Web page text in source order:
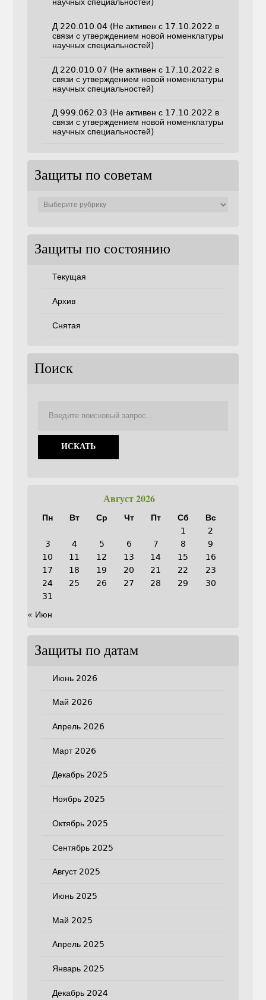
научных специальностей)
Д 220.010.04 (Не активен с 17.10.2022 в
связи с утверждением новой номенклатуры
научных специальностей)
Д 220.010.07 (Не активен с 17.10.2022 в
связи с утверждением новой номенклатуры
научных специальностей)
Д 999.062.03 (Не активен с 17.10.2022 в
связи с утверждением новой номенклатуры
научных специальностей)
Защиты по советам
Защиты по состоянию
Текущая
Архив
Снятая
Поиск
Август 2026
Пн Вт Ср Чт Пт Сб
Вс
1
2
3
4 5 6 7 8
9
10
11 12 13 14 15
16
17
18 19 20 21 22
23
24
25 26 27 28 29
30
31
« Июн
Защиты по датам
Июнь 2026
Май 2026
Апрель 2026
Март 2026
Декабрь 2025
Ноябрь 2025
Октябрь 2025
Сентябрь 2025
Август 2025
Июнь 2025
Май 2025
Апрель 2025
Январь 2025
Декабрь 2024